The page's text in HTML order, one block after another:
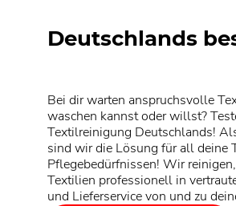
Deutschlands
Bei dir warten anspruchsvolle
waschen kannst oder willst?
Textilreinigung Deutschlands!
sind wir die Lösung für all deine
Pflegebedürfnissen! Wir
Textilien professionell in
und Lieferservice von und zu